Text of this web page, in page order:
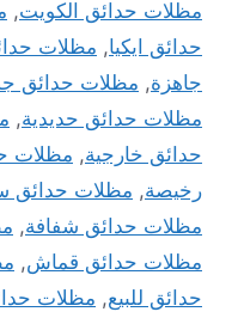
مظلات حدائق الكويت,
حدائق ايكيا, مظلات
جاهزة, مظلات حدائق
مظلات حدائق حديدية,
حدائق خارجية, مظلات
رخيصة, مظلات حدائق
مظلات حدائق شفافة,
مظلات حدائق قماش,
حدائق للبيع, مظلات